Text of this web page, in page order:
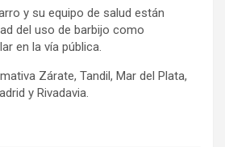
y su equipo de salud están
del uso de barbijo como
en la vía pública.
Zárate, Tandil, Mar del Plata,
y Rivadavia.